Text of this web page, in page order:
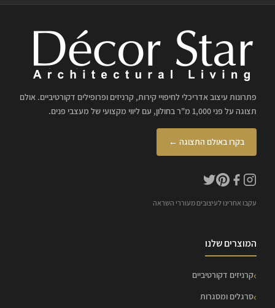
פתרונות עיצוב אדריכלי לחיפויי קירות, קרניזים ופרופילים דקורטיביים. אולם
תצוגה על פני 1,000 מ"ר בחולון, עם ליווי מקצועי של מעצבי פנים.
בקרו באולם התצוגה ←
עקבו אחרינו לעיצובים מעוררי השראה
המוצרים שלנו
קרניזים דקורטיביים
סרגלים ומסגרות